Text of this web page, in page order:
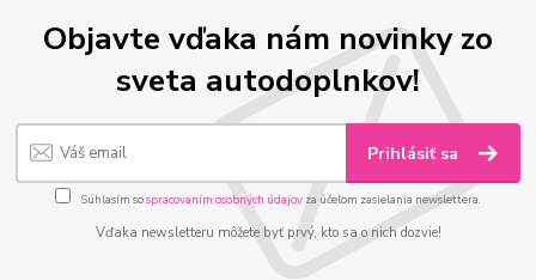
Objavte vďaka nám novinky zo
sveta autodoplnkov!
Prihlásiť sa
Súhlasím sospracovaním osobných údajov za účelom zasielania newslettera.
Vďaka newsletteru môžete byť prvý, kto sa o nich dozvie!